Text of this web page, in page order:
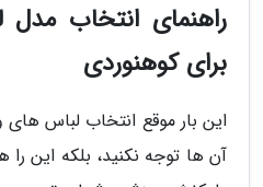
راهنمای انتخاب مدل
برای کوهنوردی
این بار موقع انتخاب لباس
آن ها توجه نکنید، بلکه این